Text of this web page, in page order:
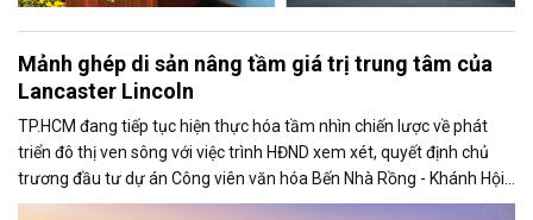
Mảnh ghép di sản nâng tầm giá trị trung tâm của
Lancaster Lincoln
TP.HCM đang tiếp tục hiện thực hóa tầm nhìn chiến lược về phát
triển đô thị ven sông với việc trình HĐND xem xét, quyết định chủ
trương đầu tư dự án Công viên văn hóa Bến Nhà Rồng - Khánh Hội
và cây xanh công cộng Bến Bạch Đằng. Được triển khai theo